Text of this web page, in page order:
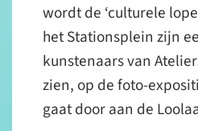
wordt de ‘culturele
het Stationsplein zijn
kunstenaars van
zien, op de foto-
gaat door aan de